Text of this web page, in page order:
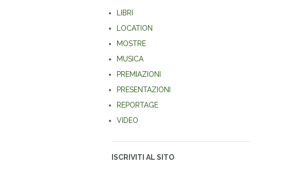
LIBRI
LOCATION
MOSTRE
MUSICA
PREMIAZIONI
PRESENTAZIONI
REPORTAGE
VIDEO
ISCRIVITI AL SITO